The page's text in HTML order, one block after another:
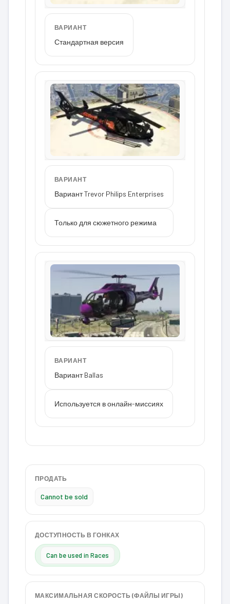
ВАРИАНТ
Стандартная версия
ВАРИАНТ
Вариант Trevor Philips Enterprises
Только для сюжетного режима
ВАРИАНТ
Вариант Ballas
Используется в онлайн-миссиях
ПРОДАТЬ
Cannot be sold
ДОСТУПНОСТЬ В ГОНКАХ
Can be used in Races
МАКСИМАЛЬНАЯ СКОРОСТЬ (ФАЙЛЫ ИГРЫ)